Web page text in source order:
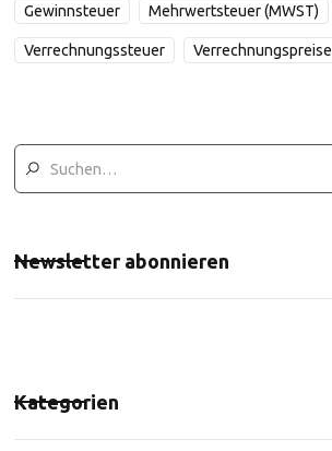
Gewinnsteuer Mehrwertsteuer (MWST)
Verrechnungssteuer Verrechnungspreise
Newsletter abonnieren
Kategorien